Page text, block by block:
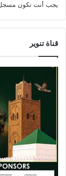
يجب أنت تكون
قناة تنوير